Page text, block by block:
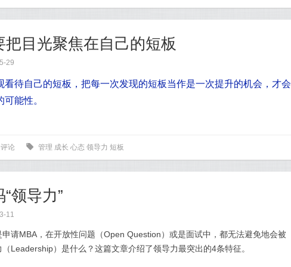
把目光聚焦在自己的短板
29
看待自己的短板，把每一次发现的短板当作是一次提升的机会，才会
能性。
论 0 管理 成长 心态 领导力 短板
“领导力”
11
请MBA，在开放性问题（Open Question）或是面试中，都无法避免地会被
Leadership）是什么？这篇文章介绍了领导力最突出的4条特征。